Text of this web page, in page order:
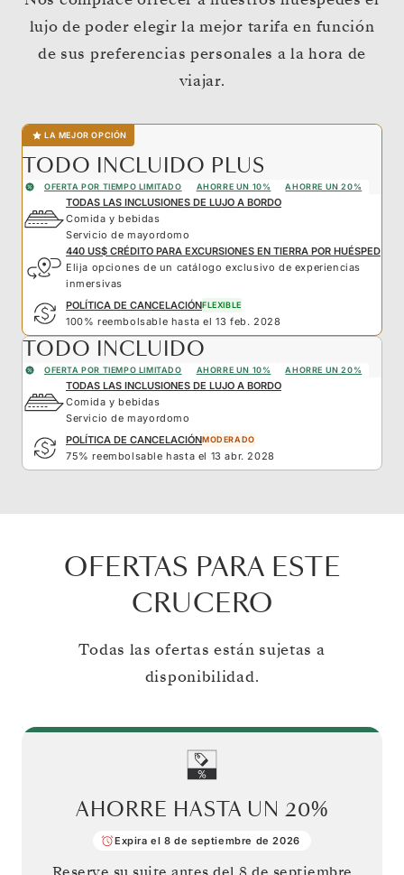
lujo de poder elegir la mejor tarifa en función
de sus preferencias personales a la hora de
viajar.
LA MEJOR OPCIÓN
TODO INCLUIDO PLUS
OFERTA POR TIEMPO LIMITADO AHORRE UN 10% AHORRE UN 20%
TODAS LAS INCLUSIONES DE LUJO A BORDO
Comida y bebidas
Servicio de mayordomo
440 US$ CRÉDITO PARA EXCURSIONES EN TIERRA POR HUÉSPED
Elija opciones de un catálogo exclusivo de experiencias
inmersivas
POLÍTICA DE CANCELACIÓNFLEXIBLE
100% reembolsable hasta el 13 feb. 2028
TODO INCLUIDO
OFERTA POR TIEMPO LIMITADO AHORRE UN 10% AHORRE UN 20%
TODAS LAS INCLUSIONES DE LUJO A BORDO
Comida y bebidas
Servicio de mayordomo
POLÍTICA DE CANCELACIÓNMODERADO
75% reembolsable hasta el 13 abr. 2028
OFERTAS PARA ESTE
CRUCERO
Todas las ofertas están sujetas a
disponibilidad.
AHORRE HASTA UN 20%
Expira el 8 de septiembre de 2026